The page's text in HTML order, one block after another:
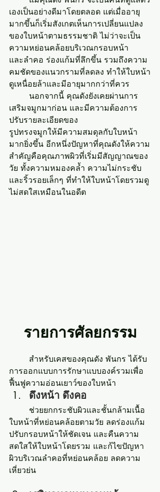
เองเป็นอย่างดีมาโดยตลอด แต่เมื่ออายุ
มากขึ้นก็เริ่มสังเกตเห็นการเปลี่ยนแปลง
ของใบหน้าตามธรรมชาติ ไม่ว่าจะเป็น
ความหย่อนคล้อยบริเวณกรอบหน้า
และลำคอ ร่องแก้มที่ลึกขึ้น รวมถึงความ
คมชัดของแนวกรามที่ลดลง ทำให้ใบหน้า
ดูเหนื่อยล้าและมีอายุมากกว่าที่ควร
เสริมจมูกมาก่อน และมีความต้องการ
ปรับรายละเอียดของ
รูปทรงจมูกให้มีความสมดุลกับใบหน้า
มากยิ่งขึ้น อีกหนึ่งปัญหาที่คุณดังให้ความ
สำคัญคือคุณภาพผิวที่เริ่มมีสัญญาณของ
วัย ทั้งความหมองคล้ำ ความไม่กระชับ
และริ้วรอยเล็กๆ ที่ทำให้ใบหน้าโดยรวมดู
ไม่สดใสเหมือนในอดีต
รายการศัลยกรรม
การออกแบบการรักษาแบบองค์รวมเพื่อ
ฟื้นฟูความอ่อนเยาว์ของใบหน้า
ดึงหน้า ดึงคอ
ใบหน้าที่หย่อนคล้อยตามวัย ลดร่องแก้ม
ปรับกรอบหน้าให้ชัดเจน และคืนความ
สดใสให้ใบหน้าโดยรวม และก้ไขปัญหา
ผิวบริเวณลำคอที่หย่อนคล้อย ลดความ
เหี่ยวย่น